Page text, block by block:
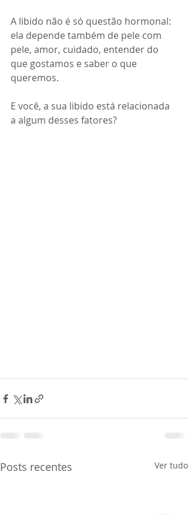
A libido não é só questão hormonal:
ela depende também de pele com
pele, amor, cuidado, entender do
que gostamos e saber o que
queremos.
E você, a sua libido está relacionada
a algum desses fatores?
Posts recentes Ver tudo